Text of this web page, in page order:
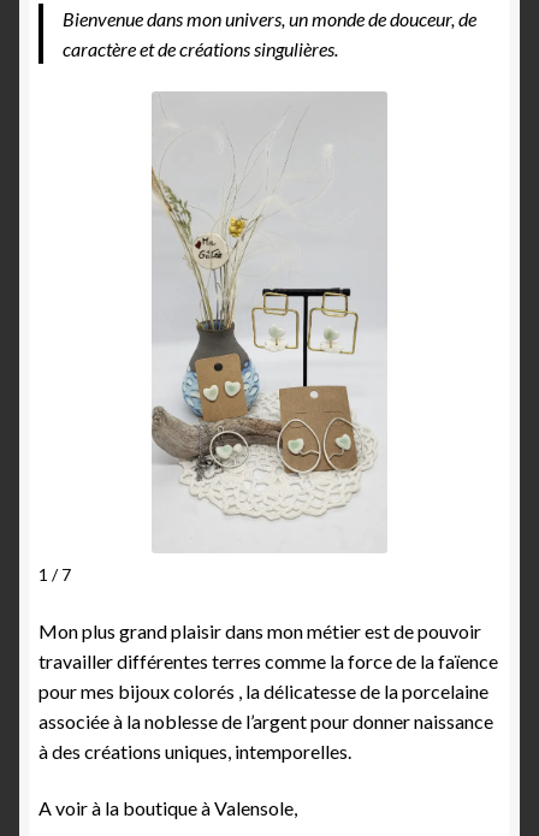
Bienvenue dans mon univers, un monde de douceur, de
caractère et de créations singulières.
1 / 7
Mon plus grand plaisir dans mon métier est de pouvoir
travailler différentes terres comme la force de la faïence
pour mes bijoux colorés , la délicatesse de la porcelaine
associée à la noblesse de l’argent pour donner naissance
à des créations uniques, intemporelles.
A voir à la boutique à Valensole,